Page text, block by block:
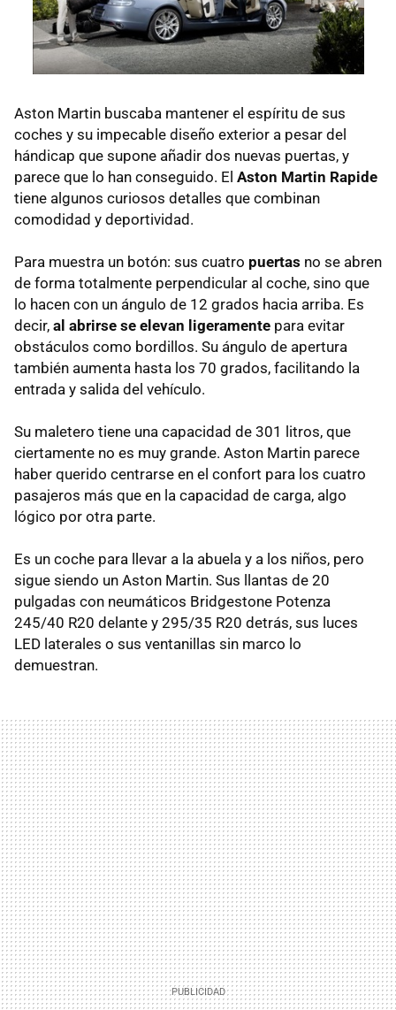
Aston Martin buscaba mantener el espíritu de sus
coches y su impecable diseño exterior a pesar del
hándicap que supone añadir dos nuevas puertas, y
parece que lo han conseguido. El Aston Martin Rapide
tiene algunos curiosos detalles que combinan
comodidad y deportividad.
Para muestra un botón: sus cuatro puertas no se abren
de forma totalmente perpendicular al coche, sino que
lo hacen con un ángulo de 12 grados hacia arriba. Es
decir, al abrirse se elevan ligeramente para evitar
obstáculos como bordillos. Su ángulo de apertura
también aumenta hasta los 70 grados, facilitando la
entrada y salida del vehículo.
Su maletero tiene una capacidad de 301 litros, que
ciertamente no es muy grande. Aston Martin parece
haber querido centrarse en el confort para los cuatro
pasajeros más que en la capacidad de carga, algo
lógico por otra parte.
Es un coche para llevar a la abuela y a los niños, pero
sigue siendo un Aston Martin. Sus llantas de 20
pulgadas con neumáticos Bridgestone Potenza
245/40 R20 delante y 295/35 R20 detrás, sus luces
LED laterales o sus ventanillas sin marco lo
demuestran.